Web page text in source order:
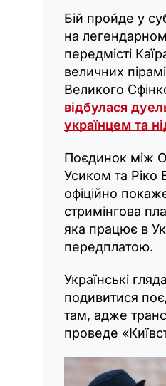
Бій пройде у
на
передмісті
величних
Великого
відбулася
українцем та
Поєдинок між
Усиком та Ріко
офіційно
стримінгова
яка працює в
передплатою.
Українські
подивитися
там, адже
проведе